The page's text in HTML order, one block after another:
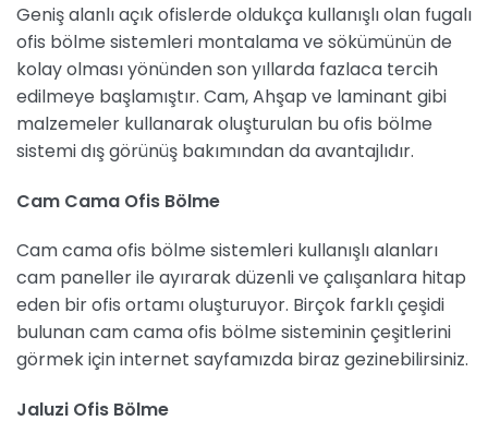
Geniş alanlı açık ofislerde oldukça kullanışlı olan fugalı
ofis bölme sistemleri montalama ve sökümünün de
kolay olması yönünden son yıllarda fazlaca tercih
edilmeye başlamıştır. Cam, Ahşap ve laminant gibi
malzemeler kullanarak oluşturulan bu ofis bölme
sistemi dış görünüş bakımından da avantajlıdır.
Cam Cama Ofis Bölme
Cam cama ofis bölme sistemleri kullanışlı alanları
cam paneller ile ayırarak düzenli ve çalışanlara hitap
eden bir ofis ortamı oluşturuyor. Birçok farklı çeşidi
bulunan cam cama ofis bölme sisteminin çeşitlerini
görmek için internet sayfamızda biraz gezinebilirsiniz.
Jaluzi Ofis Bölme